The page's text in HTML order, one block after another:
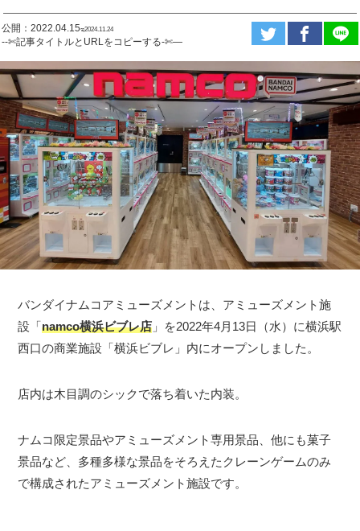
公開：2022.04.15ಇ2024.11.24
--✄記事タイトルとURLをコピーする-✄—
バンダイナムコアミューズメントは、アミューズメント施
設「namco横浜ビブレ店 」を2022年4月13日（水）に横浜駅
西口の商業施設「横浜ビブレ」内にオープンしました。
店内は木目調のシックで落ち着いた内装。
ナムコ限定景品やアミューズメント専用景品、他にも菓子
景品など、多種多様な景品をそろえたクレーンゲームのみ
で構成されたアミューズメント施設です。